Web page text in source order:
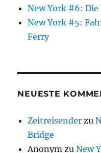
New York #6:
New York #5:
Ferry
NEUESTE
Zeitreisender zu
Bridge
Anonym zuNew